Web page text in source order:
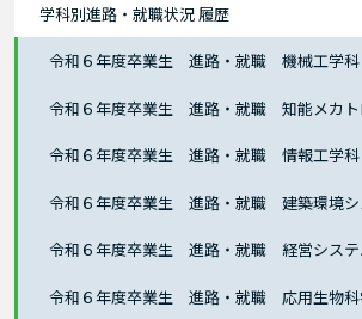
学科別進路・就職状況 履歴
令和６年度卒業生 進路・就職 機械工学科
令和６年度卒業生 進路・就職 知能メカト
令和６年度卒業生 進路・就職 情報工学科
令和６年度卒業生 進路・就職 建築環境シ
令和６年度卒業生 進路・就職 経営システ
令和６年度卒業生 進路・就職 応用生物科